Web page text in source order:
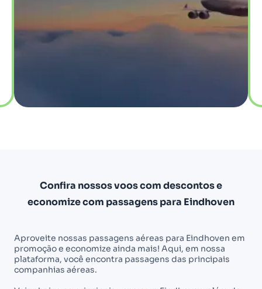
Confira nossos voos com descontos e
economize com passagens para Eindhoven
Aproveite nossas passagens aéreas para Eindhoven em
promoção e economize ainda mais! Aqui, em nossa
plataforma, você encontra passagens das principais
companhias aéreas.